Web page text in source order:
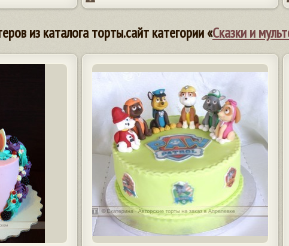
из каталога торты.сайт категории «Сказки и